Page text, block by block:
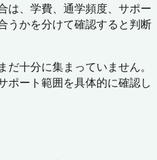
は、学費、通学頻度、サポー
うかを分けて確認すると判断
十分に集まっていません。
ポート範囲を具体的に確認し